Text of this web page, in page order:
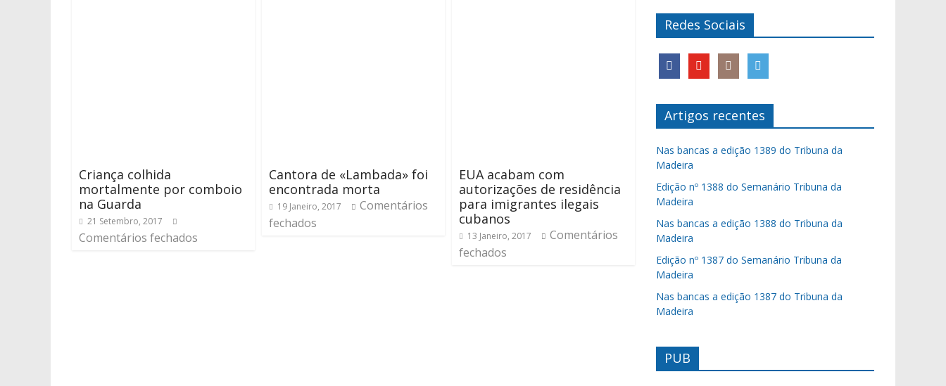
Criança colhida
mortalmente por comboio
na Guarda
21 Setembro, 2017
Comentários fechados
Cantora de «Lambada» foi
encontrada morta
19 Janeiro, 2017
Comentários
fechados
EUA acabam com
autorizações de residência
para imigrantes ilegais
cubanos
13 Janeiro, 2017
Comentários
fechados
Redes Sociais
Artigos recentes
Nas bancas a edição 1389 do Tribuna da
Madeira
Edição nº 1388 do Semanário Tribuna da
Madeira
Nas bancas a edição 1388 do Tribuna da
Madeira
Edição nº 1387 do Semanário Tribuna da
Madeira
Nas bancas a edição 1387 do Tribuna da
Madeira
PUB